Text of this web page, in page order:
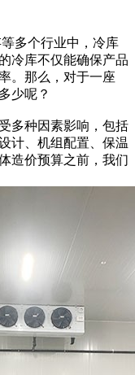
多个行业中，冷库
冷库不仅能确保产品
。那么，对于一座
少呢？
种因素影响，包括
计、机组配置、保温
造价预算之前，我们